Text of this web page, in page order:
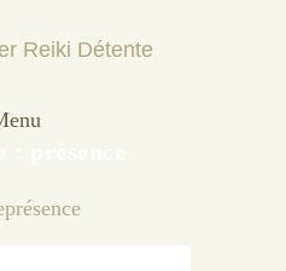
Reiki Détente
présence